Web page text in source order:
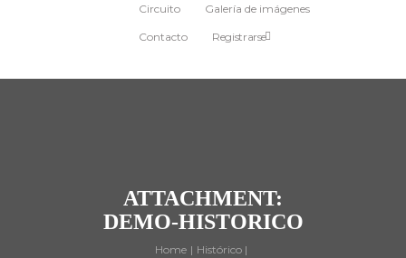
Circuito Galería de imágenes
Contacto Registrarse
ATTACHMENT:
DEMO-HISTORICO
Home
Histórico